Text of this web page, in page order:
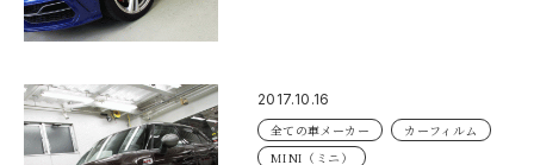
2017.10.16
全ての車メーカー
カーフィルム
MINI（ミニ）